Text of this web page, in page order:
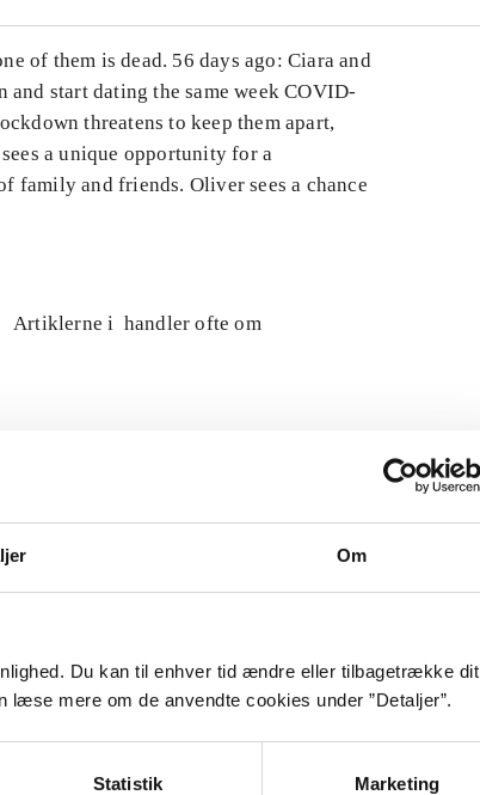
Om
Du kan til enhver tid ændre eller tilbagetrække dit
mere om de anvendte cookies under ”Detaljer”.
Statistik Marketing
of them is dead. 56 days ago: Ciara and
start dating the same week COVID-
threatens to keep them apart,
a unique opportunity for a
and friends. Oliver sees a chance
Artiklerne i handler ofte om